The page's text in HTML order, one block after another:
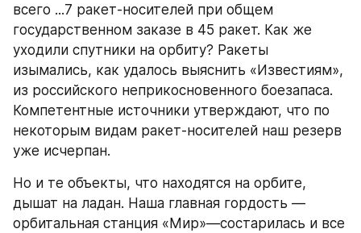
всего ...7 ракет-носителей при общем
государственном заказе в 45 ракет. Как же
уходили спутники на орбиту? Ракеты
изымались, как удалось выяснить «Известиям»,
из российского неприкосновенного боезапаса.
Компетентные источники утверждают, что по
некоторым видам ракет-носителей наш резерв
уже исчерпан.
Но и те объекты, что находятся на орбите,
дышат на ладан. Наша главная гордость —
орбитальная станция «Мир»—состарилась и все